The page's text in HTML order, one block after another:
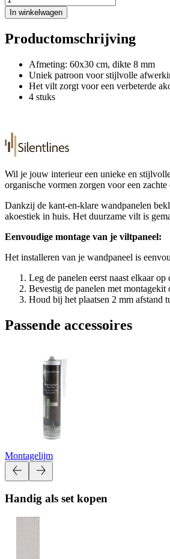
In winkelwagen
Productomschrijving
Afmeting: 60x30 cm, dikte 8 mm
Uniek patroon voor stijlvolle
Het vilt zorgt voor een verbeterde
4 stuks
Wil je jouw interieur een unieke en
organische vormen zorgen voor een
Dankzij de kant-en-klare wandpanelen
akoestiek in huis. Het duurzame vilt is
Eenvoudige montage van je viltpaneel:
Het installeren van je wandpaneel is
Leg de panelen eerst naast elkaar
Bevestig de panelen met montagekit
Houd bij het plaatsen 2 mm afstand
Passende accessoires
Montagelijm
Handig als set kopen